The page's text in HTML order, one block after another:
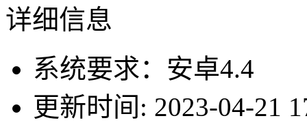
详细信息
系统要求：安卓4.4
更新时间: 2023-04-21